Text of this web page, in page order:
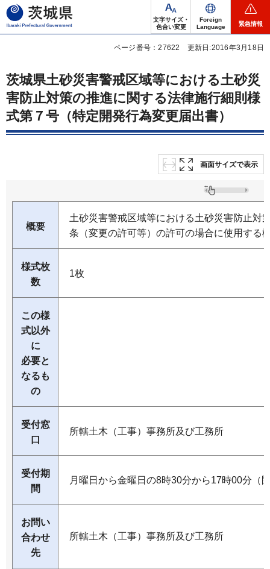
茨城県
文字サイズ・
色合い変更
Foreign
Language
緊急情報
ページ番号：27622 更新日:2016年3月18日
茨城県土砂災害警戒区域等における土砂災
害防止対策の推進に関する法律施行細則様
式第７号（特定開発行為変更届出書）
画面サイズで表示
概要
土砂災害警戒区域等における土砂災害防止対
条（変更の許可等）の許可の場合に使用する
様式枚
数
1枚
この様
式以外
に
必要と
なるも
の
受付窓
口
所轄土木（工事）事務所及び工務所
受付期
間
月曜日から金曜日の8時30分から17時00分（
お問い
合わせ
先
所轄土木（工事）事務所及び工務所